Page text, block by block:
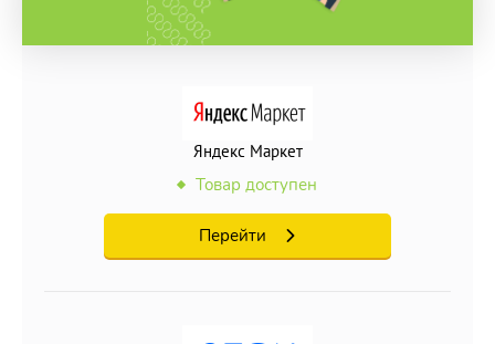
Яндекс Маркет
Товар доступен
Перейти